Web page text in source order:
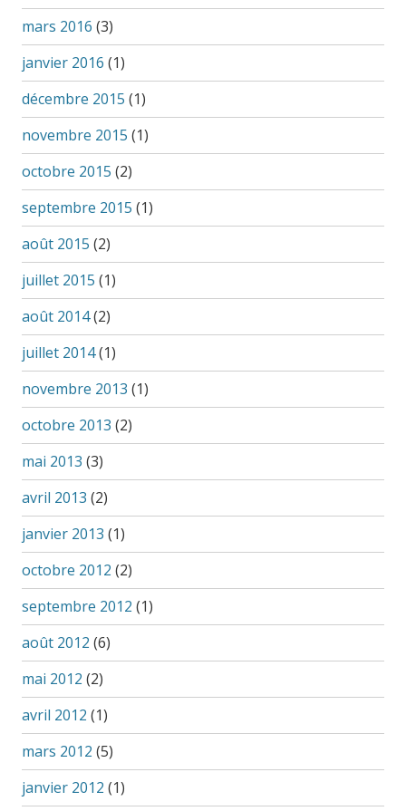
mars 2016 (3)
janvier 2016 (1)
décembre 2015 (1)
novembre 2015 (1)
octobre 2015 (2)
septembre 2015 (1)
août 2015 (2)
juillet 2015 (1)
août 2014(2)
juillet 2014(1)
novembre 2013 (1)
octobre 2013 (2)
mai 2013 (3)
avril 2013 (2)
janvier 2013 (1)
octobre 2012 (2)
septembre 2012 (1)
août 2012 (6)
mai 2012 (2)
avril 2012 (1)
mars 2012 (5)
janvier 2012 (1)